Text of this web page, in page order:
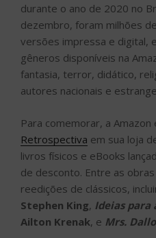
durante o ano de 2020 no
dezembro, foram milhões
versões impressa e digital,
gêneros disponíveis na
fantasia, terror, didático,
autores nacionais e
Para comemorar, a
Retrospectiva em sua loja
livros físicos e eBooks
de desconto. Entre as
reedições de clássicos,
Stephen King, Ideias para
Ailton Krenak, e Mrs.